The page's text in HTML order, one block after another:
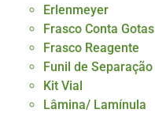
Erlenmeyer
Frasco Conta Gotas
Frasco Reagente
Funil de Separação
Kit Vial
Lâmina/ Lamínula